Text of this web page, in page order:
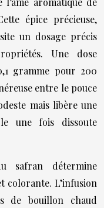
épice précieuse,
un dosage précis
Une dose
gramme pour 200
entre le pouce
mais libère une
une fois dissoute
safran détermine
colorante. L’infusion
de bouillon chaud